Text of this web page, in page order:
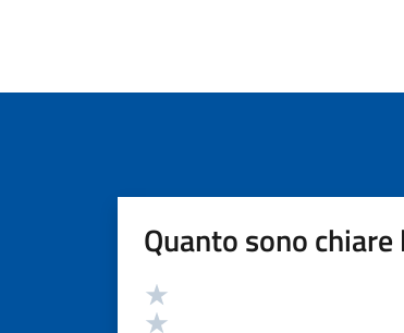
Quanto sono
Valutazione